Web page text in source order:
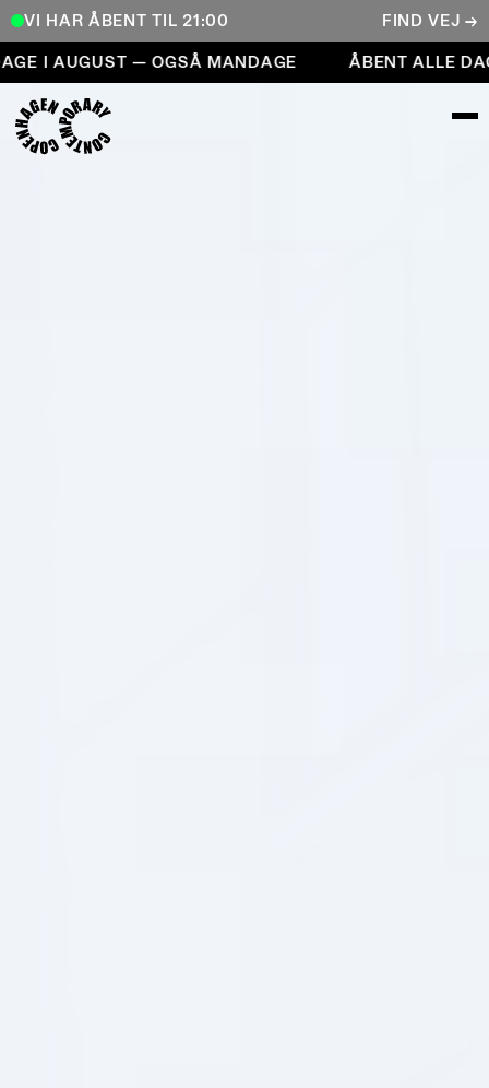
VI HAR ÅBENT TIL 21:00 FIND VEJ →
Åbent alle dage i august — også mandage
I AUGUST — OGSÅ MANDAGE ÅBENT ALLE